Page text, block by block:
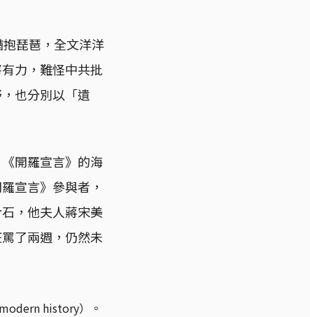
琵琶，全文洋洋
力，難怪中共批
也分別以「遺
開羅宣言》的海
宣言》參與者，
，他夫人蔣宋美
了兩週，仍然未
history）。